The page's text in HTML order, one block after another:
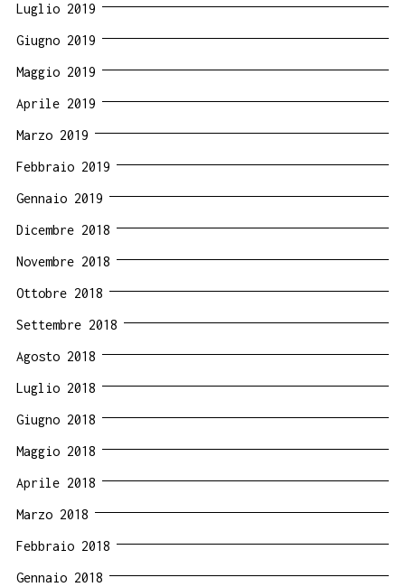
Luglio 2019
Giugno 2019
Maggio 2019
Aprile 2019
Marzo 2019
Febbraio 2019
Gennaio 2019
Dicembre 2018
Novembre 2018
Ottobre 2018
Settembre 2018
Agosto 2018
Luglio 2018
Giugno 2018
Maggio 2018
Aprile 2018
Marzo 2018
Febbraio 2018
Gennaio 2018